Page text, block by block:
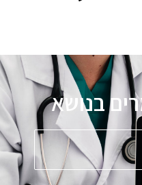
בנושאפ